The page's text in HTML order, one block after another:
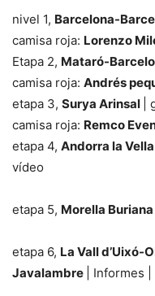
nivel 1, Barcelona-
camisa roja: Lorenzo
Etapa 2, Mataró-
camisa roja: Andrés
etapa 3, Surya Arinsal
camisa roja: Remco
etapa 4, Andorra la
vídeo
etapa 5, Morella Buriana
etapa 6, La Vall d’Uixó-
Javalambre
| Informes